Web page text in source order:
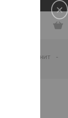
Керамогранит
-